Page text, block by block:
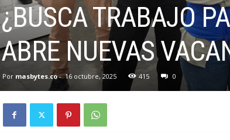
¿BUSCA TRABAJO
ABRE NUEVAS
Por masbytes.co- 16 octubre, 2025 415 0